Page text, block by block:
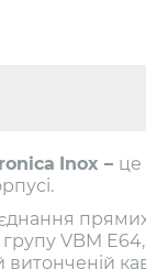
Inox – це
прямих
VBM
витонченій